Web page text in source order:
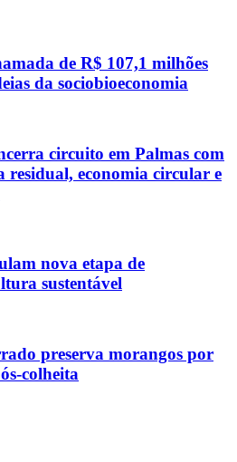
de R$ 107,1 milhões
da sociobioeconomia
circuito em Palmas com
residual, economia circular e
nova etapa de
sustentável
preserva morangos por
colheita